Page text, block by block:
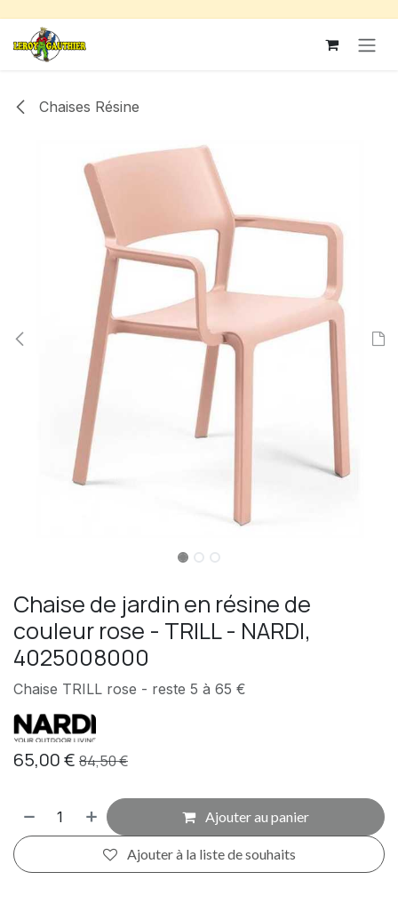
Se rendre au contenu
Chaises Résine
Chaise de jardin en résine de
couleur rose - TRILL - NARDI,
4025008000
Chaise TRILL rose - reste 5 à 65 €
65,00€ 84,50€
Ajouter au panier
Ajouter à la liste de souhaits